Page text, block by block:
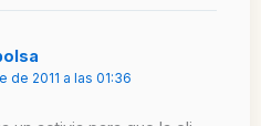
de 2011 a las 01:36